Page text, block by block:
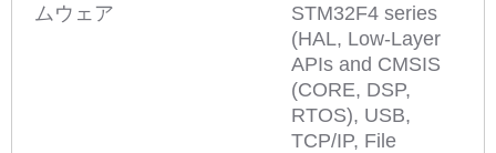
ムウェア
STM32F4 series
(HAL, Low-Layer
APIs and CMSIS
(CORE, DSP,
RTOS), USB,
TCP/IP, File